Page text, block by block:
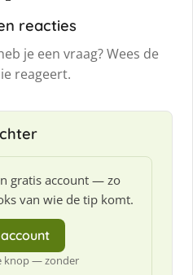
reacties
je een vraag? Wees de
reageert.
gratis account — zo
van wie de tip komt.
knop — zonder